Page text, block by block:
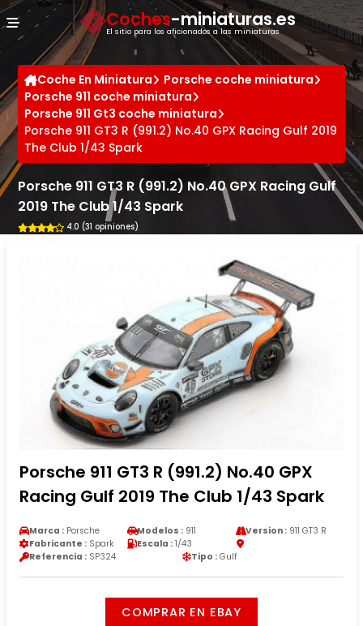
Coches-miniaturas.es
El sitio para los aficionados a las miniaturas
Coche En Miniatura
Porsche coche miniatura
Porsche 911 coche miniatura
Porsche 911 Gt3 coche miniatura
Porsche 911 GT3 R (991.2) No.40 GPX Racing Gulf 2019
The Club 1/43 Spark
Porsche 911 GT3 R (991.2) No.40 GPX Racing Gulf
2019 The Club 1/43 Spark
4.0 (31 opiniones)
Porsche 911 GT3 R (991.2) No.40 GPX
Racing Gulf 2019 The Club 1/43 Spark
Marca : Porsche Modelos : 911 Version :911 GT3 R
Fabricante : Spark Escala : 1/43
Referencia : SP324 Tipo : Gulf
COMPRAR EN EBAY
Panel de gestión de cookies